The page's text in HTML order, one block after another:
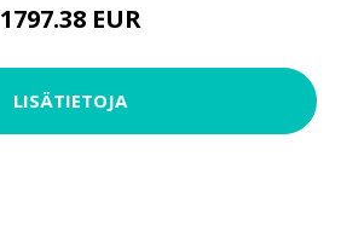
1797.38 EUR
LISÄTIETOJA